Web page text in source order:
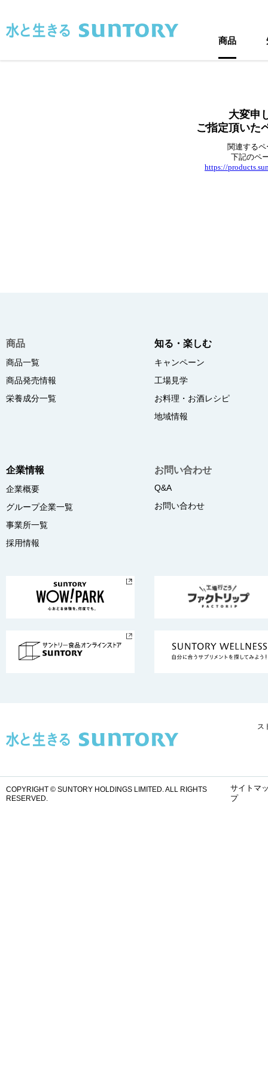
商品
大変申
ご指定頂いた
関連する
下記のペ
https://
商品
商品一覧
商品発売情報
栄養成分一覧
知る・楽しむ
キャンペーン
工場見学
お料理・お酒レシピ
地域情報
企業情報
企業概要
グループ企業一覧
事業所一覧
採用情報
お問い合わせ
Q&A
お問い合わせ
ス
COPYRIGHT © SUNTORY HOLDINGS LIMITED. ALL RIGHTS
RESERVED.
サイトマ
プ